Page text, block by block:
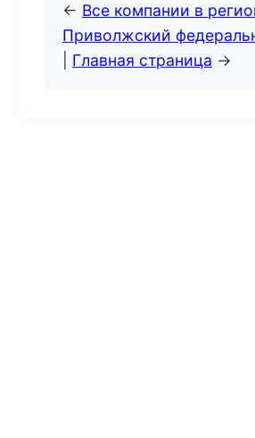
← Все компании в
Приволжский
Главная страница →